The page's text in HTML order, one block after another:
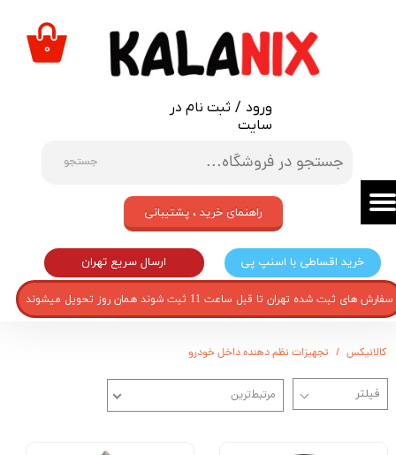
جستجو
ورود / ثبت نام در
سایت
حساب کاربری من
تغییر گذر واژه
خروج از حساب کاربری
۰
خرید اقساطی با اسنپ پی ارسال سریع تهران
راهنمای خرید ، پشتیبانی
سفارش های ثبت شده تهران تا قبل ساعت 11 ثبت شوند همان روز تحویل میشوند
کالانیکس تجهیزات نظم دهنده داخل خودرو
مرتبط‌ترین